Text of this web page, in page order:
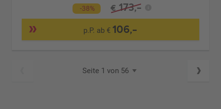
-38% € 173,-
p.P. ab €106,-
Seite 1 von 56